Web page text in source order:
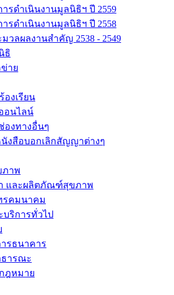
ารดำเนินงานมูลนิธิฯ ปี 2559
ารดำเนินงานมูลนิธิฯ ปี 2558
มวลผลงานสำคัญ 2538 - 2549
ธิ
าย
องเรียน
อนไลน์
องทางอื่นๆ
นังสือบอกเลิกสัญญาต่างๆ
ภาพ
และผลิตภัณฑ์สุขภาพ
รคมนาคม
ริการทั่วไป
ารธนาคาร
ธารณะ
ฎหมาย